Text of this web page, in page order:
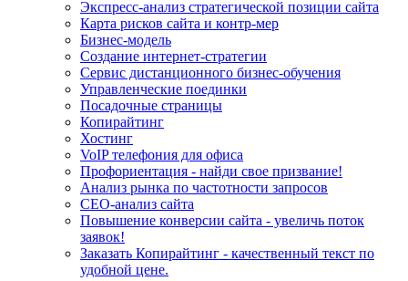
Экспресс-анализ стратегической позиции сайта
Карта рисков сайта и контр-мер
Бизнес-модель
Создание интернет-стратегии
Сервис дистанционного бизнес-обучения
Управленческие поединки
Посадочные страницы
Копирайтинг
Хостинг
VoIP телефония для офиса
Профориентация - найди свое призвание!
Анализ рынка по частотности запросов
СЕО-анализ сайта
Повышение конверсии сайта - увеличь поток
заявок!
Заказать Копирайтинг - качественный текст по
удобной цене.